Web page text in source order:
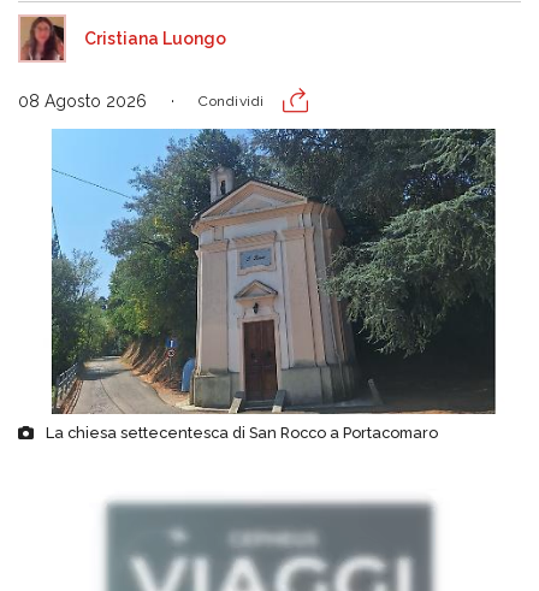
Cristiana Luongo
08 Agosto 2026 Condividi
La chiesa settecentesca di San Rocco a Portacomaro